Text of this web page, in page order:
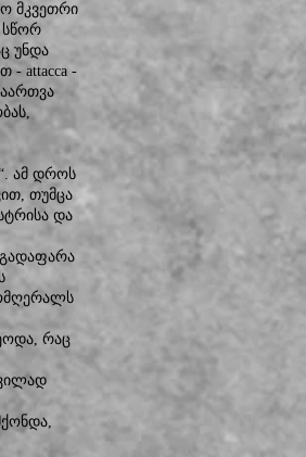
მკვეთრი
სწორ
უნდა
- attacca -
ამ დროს
თუმცა
და
რაც